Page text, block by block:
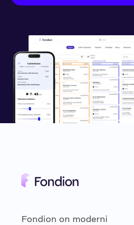
Fondion on moderni